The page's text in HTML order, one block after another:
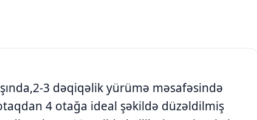
3 dəqiqəlik yürümə məsafəsində
4 otağa ideal şəkildə düzəldilmiş